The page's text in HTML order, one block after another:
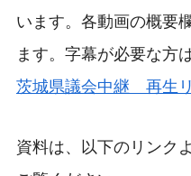
います。各動画の概要
ます。字幕が必要な方
茨城県議会中継 再生
資料は、以下のリンク